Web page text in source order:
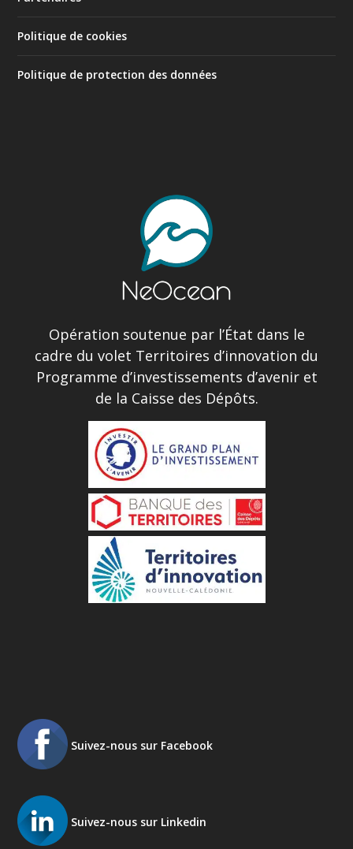
Politique de cookies
Politique de protection des données
Opération soutenue par l’État dans le
cadre du volet Territoires d’innovation du
Programme d’investissements d’avenir et
de la Caisse des Dépôts.
Suivez-nous sur Facebook
Suivez-nous sur Linkedin